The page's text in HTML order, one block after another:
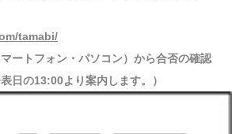
tamabi/
ートフォン・パソコン）から合否の確認
日の13:00より案内します。）